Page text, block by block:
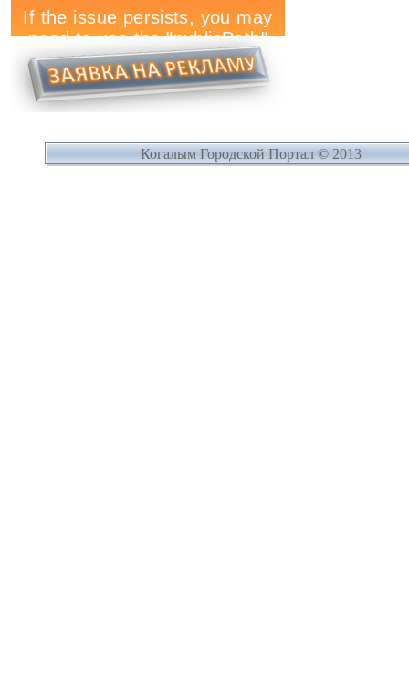
Когалым Городской Портал © 2013